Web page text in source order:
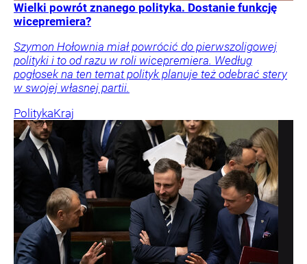
Wielki powrót znanego polityka. Dostanie funkcję
wicepremiera?
Szymon Hołownia miał powrócić do pierwszoligowej
polityki i to od razu w roli wicepremiera. Według
pogłosek na ten temat polityk planuje też odebrać stery
w swojej własnej partii.
PolitykaKraj